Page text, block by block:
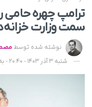
ترامپ چهره حامی
سمت وزارت
نوشته شده توسط
شنبه 3 آذر 1403 - 20:40 - به‌روزشده در پنجشنبه 11 بهمن 1403 - 08:20